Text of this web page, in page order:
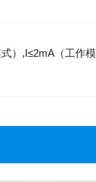
）,I≤2mA（工作模